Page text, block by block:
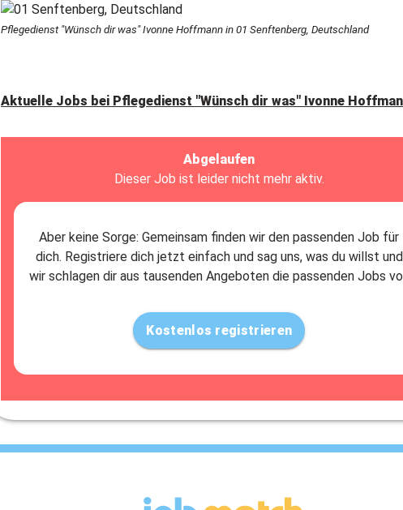
Pflegedienst "Wünsch dir was" Ivonne Hoffmann in 01 Senftenberg, Deutschland
Aktuelle Jobs bei Pflegedienst "Wünsch dir was" Ivonne
Abgelaufen
Dieser Job ist leider nicht mehr aktiv.
Aber keine Sorge: Gemeinsam finden wir den passenden Job für
dich. Registriere dich jetzt einfach und sag uns, was du willst und
wir schlagen dir aus tausenden Angeboten die passenden Jobs
Kostenlos registrieren